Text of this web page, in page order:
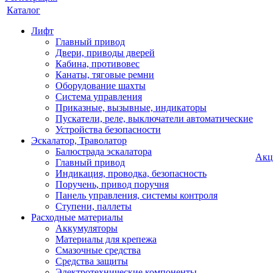
Каталог
Лифт
Главный привод
Двери, приводы дверей
Кабина, противовес
Канаты, тяговые ремни
Оборудование шахты
Система управления
Приказные, вызывные, индикаторы
Пускатели, реле, выключатели автоматические
Устройства безопасности
Эскалатор, Траволатор
Балюстрада эскалатора
Главный привод
Индикация, проводка, безопасность
Поручень, привод поручня
Панель управления, системы контроля
Ступени, паллеты
Расходные материалы
Аккумуляторы
Материалы для крепежа
Смазочные средства
Средства защиты